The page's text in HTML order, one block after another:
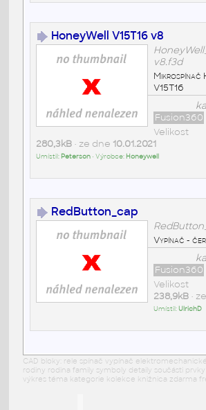
HoneyWell V15T16 v8
v8.f3d
Mikrospínač
V15T16
Fusion360
Velikost
280,3kB• ze dne 10.01.2021
Umístil: Peterson• Výrobce: Honeywell
RedButton_cap
Vypínač -
Fusion360
Velikost
238,9kB•
Umístil:UlrichD
CAD bloky: rele spínač vypínač
rodiny rodina family symboly detaily součásti
výkres téma kategorie kolekce knižnica zdarma